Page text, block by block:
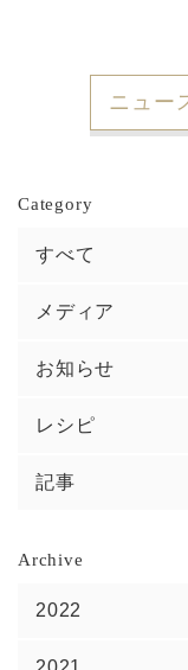
ニュー
Category
すべて
メディア
お知らせ
レシピ
記事
Archive
2022